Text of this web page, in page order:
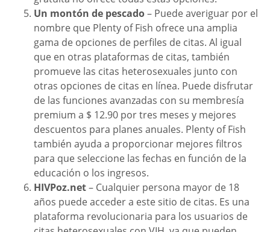
Un montón de pescado– Puede averiguar por el
nombre que Plenty of Fish ofrece una amplia
gama de opciones de perfiles de citas. Al igual
que en otras plataformas de citas, también
promueve las citas heterosexuales junto con
otras opciones de citas en línea. Puede disfrutar
de las funciones avanzadas con su membresía
premium a $ 12.90 por tres meses y mejores
descuentos para planes anuales. Plenty of Fish
también ayuda a proporcionar mejores filtros
para que seleccione las fechas en función de la
educación o los ingresos.
HIVPoz.net– Cualquier persona mayor de 18
años puede acceder a este sitio de citas. Es una
plataforma revolucionaria para los usuarios de